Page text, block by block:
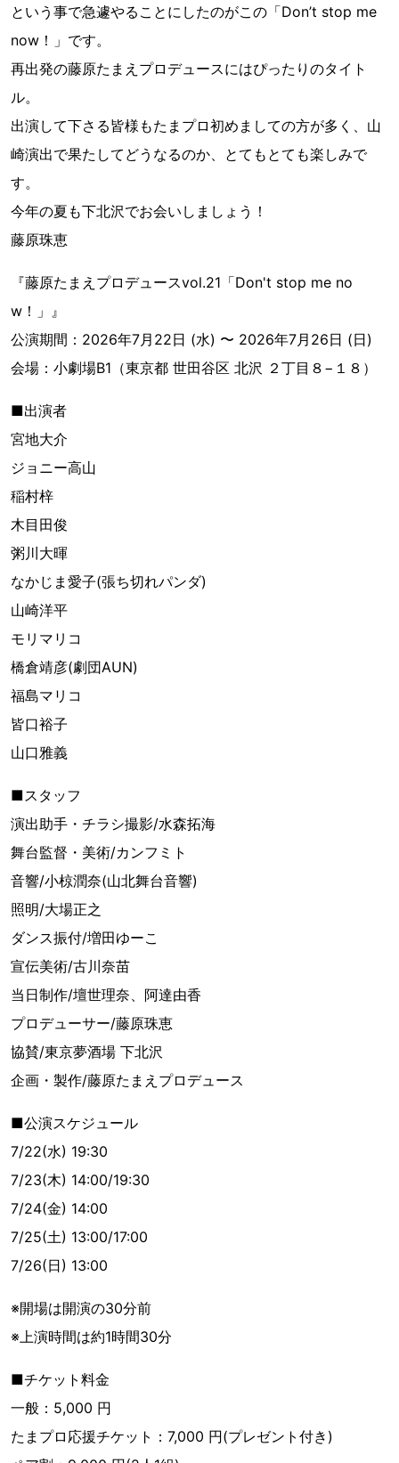
という事で急遽やることにしたのがこの「Don’t stop me
now！」です。
再出発の藤原たまえプロデュースにはぴったりのタイト
ル。
出演して下さる皆様もたまプロ初めましての方が多く、山
崎演出で果たしてどうなるのか、とてもとても楽しみで
す。
今年の夏も下北沢でお会いしましょう！
藤原珠恵
『藤原たまえプロデュースvol.21「Don't stop me no
w！」』
公演期間：2026年7月22日 (水) 〜 2026年7月26日 (日)
会場：小劇場B1（東京都 世田谷区 北沢 ２丁目８−１８）
■出演者
宮地大介
ジョニー高山
稲村梓
木目田俊
粥川大暉
なかじま愛子(張ち切れパンダ)
山崎洋平
モリマリコ
橋倉靖彦(劇団AUN)
福島マリコ
皆口裕子
山口雅義
■スタッフ
演出助手・チラシ撮影/水森拓海
舞台監督・美術/カンフミト
音響/小椋潤奈(山北舞台音響)
照明/大場正之
ダンス振付/増田ゆーこ
宣伝美術/古川奈苗
当日制作/壇世理奈、阿達由香
プロデューサー/藤原珠恵
協賛/東京夢酒場 下北沢
企画・製作/藤原たまえプロデュース
■公演スケジュール
7/22(水) 19:30
7/23(木) 14:00/19:30
7/24(金) 14:00
7/25(土) 13:00/17:00
7/26(日) 13:00
※開場は開演の30分前
※上演時間は約1時間30分
■チケット料金
一般：5,000 円
たまプロ応援チケット：7,000 円(プレゼント付き)